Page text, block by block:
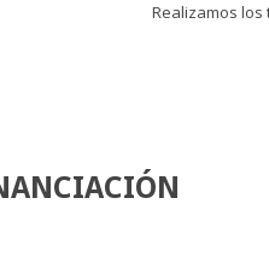
Realizamos